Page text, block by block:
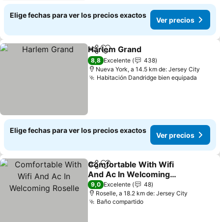
Elige fechas para ver los precios exactos
Ver precios
CompartirAgregar a favoritos
Harlem Grand
8,8 Excelente
438
Nueva York, a 14.5 km de: Jersey City
Habitación Dandridge bien equipada
Elige fechas para ver los precios exactos
Ver precios
CompartirAgregar a favoritos
Comfortable With Wifi
And Ac In Welcoming
Roselle
9,0 Excelente
48
Roselle, a 18.2 km de: Jersey City
Baño compartido